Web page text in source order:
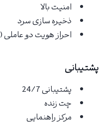
امنیت بالا
ذخیره سازی سرد
احراز هویت دو عاملی (2FA)
پشتیبانی
پشتیبانی 24/7
چت زنده
مرکز راهنمایی